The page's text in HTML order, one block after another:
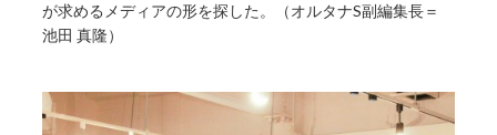
が求めるメディアの形を探した。（オルタナS副編集長＝
池田 真隆）